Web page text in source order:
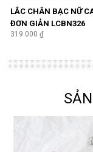
LẮC CHÂN BẠC NỮ
ĐƠN GIẢN LCBN326
319.000 ₫